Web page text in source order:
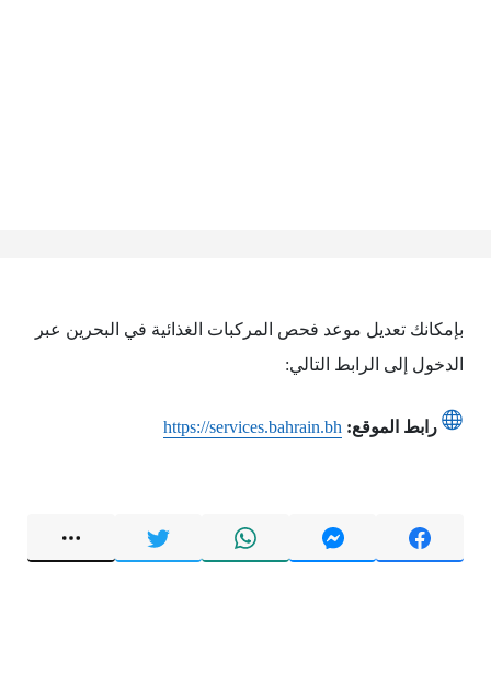
بإمكانك تعديل موعد فحص المركبات الغذائية في البحرين عبر
الدخول إلى الرابط التالي:
رابط الموقع: https://services.bahrain.bh